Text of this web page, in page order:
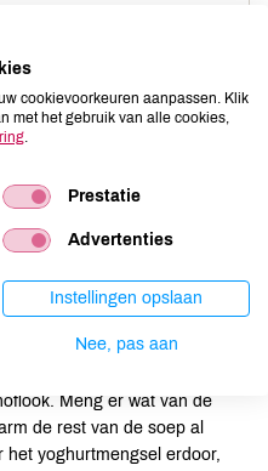
en voeg dan de gehakte
het mengsel al roerend nog 1
rustig pruttelen tot de
Roer geregeld. Pureer
hem een kwartiertje afkoelen.
Meng er wat van de
de rest van de soep al
het yoghurtmengsel erdoor,
cookievoorkeuren aanpassen. Klik
met het gebruik van alle cookies,
Prestatie
Advertenties
Instellingen opslaan
Nee, pas aan